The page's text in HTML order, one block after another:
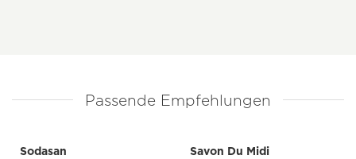
Passende Empfehlungen
Sodasan
Savon Du Midi